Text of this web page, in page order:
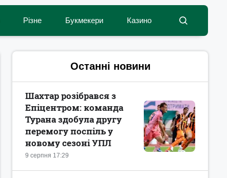
Різне Букмекери Казино
Останні новини
9 серпня 17:29
Шахтар розібрався з
Епіцентром: команда
Турана здобула другу
перемогу поспіль у
новому сезоні УПЛ